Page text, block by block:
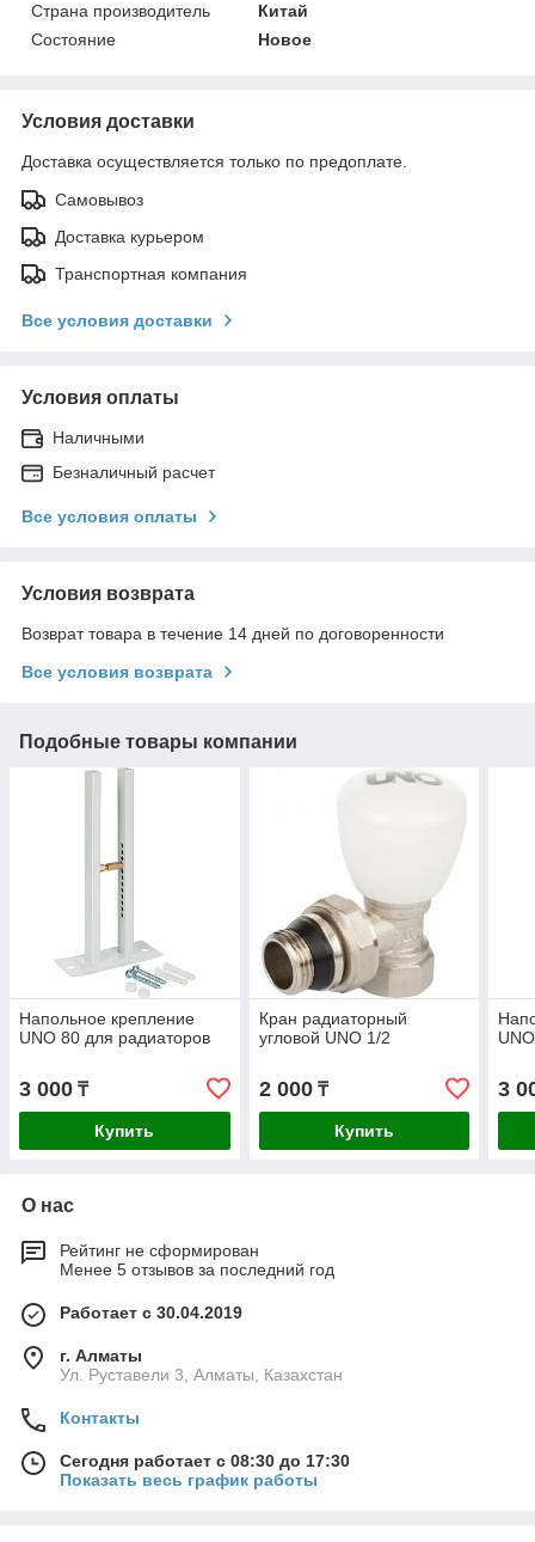
Страна производитель
Китай
Состояние
Новое
Условия доставки
Доставка осуществляется только по предоплате.
Самовывоз
Доставка курьером
Транспортная компания
Все условия доставки
Условия оплаты
Наличными
Безналичный расчет
Все условия оплаты
Условия возврата
Возврат товара в течение 14 дней по договоренности
Все условия возврата
Подобные товары компании
Напольное крепление
UNO 80 для радиаторов
3 000 ₸
Купить
Кран радиаторный
угловой UNO 1/2
2 000₸
Купить
3
О нас
Рейтинг не сформирован
Менее 5 отзывов за последний год
Работает с 30.04.2019
г. Алматы
Ул. Руставели 3, Алматы, Казахстан
Контакты
Сегодня работает с 08:30 до 17:30
Показать весь график работы